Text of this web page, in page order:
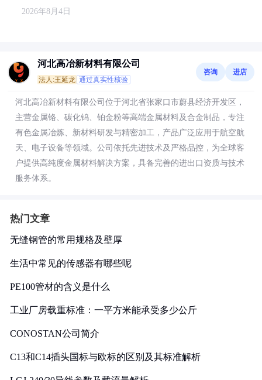
2026年8月4日
河北高冶新材料有限公司
法人:王延龙 通过真实性核验
咨询 进店
河北高冶新材料有限公司位于河北省张家口市蔚县经济开发区，
主营金属铬、碳化钨、铂金粉等高端金属材料及合金制品，专注
有色金属冶炼、新材料研发与精密加工，产品广泛应用于航空航
天、电子设备等领域。公司依托先进技术及严格品控，为全球客
户提供高纯度金属材料解决方案，具备完善的进出口资质与技术
服务体系。
热门文章
无缝钢管的常用规格及壁厚
生活中常见的传感器有哪些呢
PE100管材的含义是什么
工业厂房载重标准：一平方米能承受多少公斤
CONOSTAN公司简介
C13和C14插头国标与欧标的区别及其标准解析